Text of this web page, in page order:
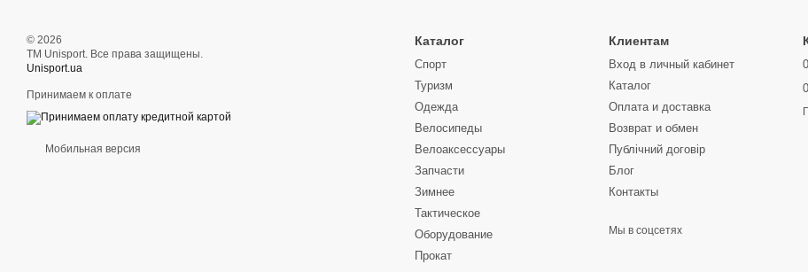
© 2026
ТМ Unisport. Все права защищены.
Unisport.ua
Принимаем к оплате
Мобильная версия
Каталог
Спорт
Туризм
Одежда
Велосипеды
Велоаксессуары
Запчасти
Зимнее
Тактическое
Оборудование
Прокат
Клиентам
Вход в личный кабинет
Каталог
Оплата и доставка
Возврат и обмен
Публічний договір
Блог
Контакты
Мы в соцсетях